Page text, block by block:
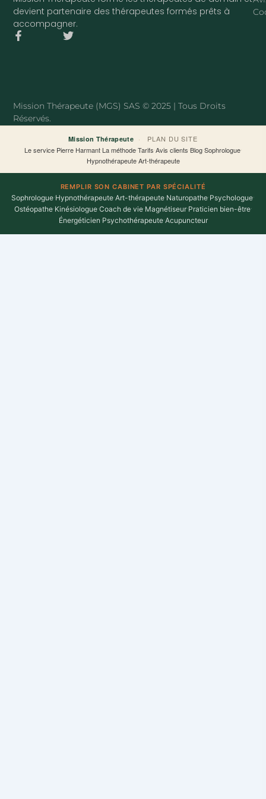
devient partenaire des thérapeutes formés prêts à
accompagner.
F
k
-
T
Mission Thérapeute (MGS) SAS © 2025 | Tous Droits
Réservés.
Mission Thérapeute ·
PLAN DU SITE
Le service·Pierre Harmant·La méthode·Tarifs·Avis clients·Blog·Sophrologue·
Hypnothérapeute·Art-thérapeute
REMPLIR SON CABINET PAR SPÉCIALITÉ
Sophrologue·Hypnothérapeute·Art-thérapeute·Naturopathe·Psychologue·
Ostéopathe·Kinésiologue·Coach de vie·Magnétiseur·Praticien bien-être·
Énergéticien·Psychothérapeute·Acupuncteur